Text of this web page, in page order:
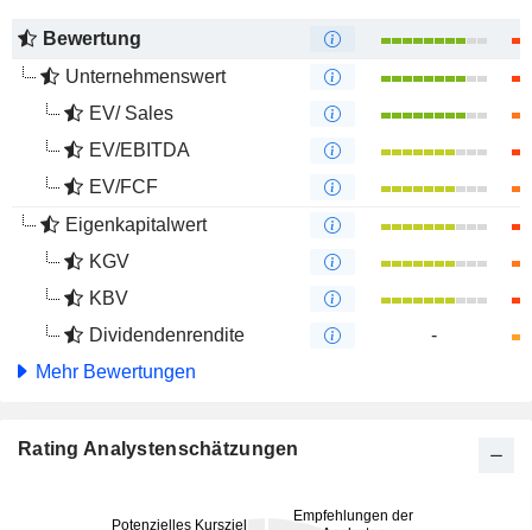
Bewertung
Unternehmenswert
EV/ Sales
EV/EBITDA
EV/FCF
Eigenkapitalwert
KGV
KBV
Dividendenrendite
-
Mehr Bewertungen
Rating Analystenschätzungen